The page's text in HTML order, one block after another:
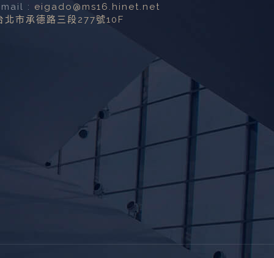
: eigado@ms16.hinet.net
北市承德路三段277號10F